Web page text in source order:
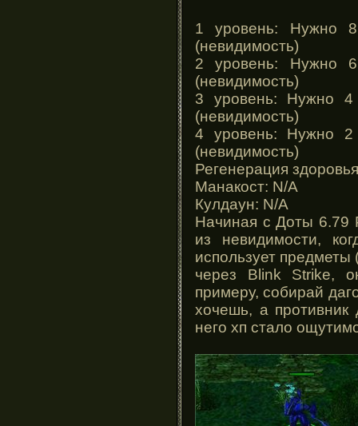
1 уровень: Нужно
(невидимость)
2 уровень: Нужно
(невидимость)
3 уровень: Нужно 4
(невидимость)
4 уровень: Нужно 2
(невидимость)
Регенерация
Манакост: N/A
Кулдаун: N/A
Начиная с Доты 6.79
из невидимости,
использует предметы
через Blink Strike,
примеру, собирай
хочешь, а
него хп стало